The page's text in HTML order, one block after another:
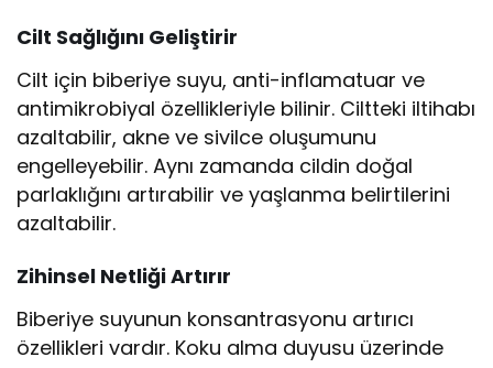
Cilt Sağlığını Geliştirir
Cilt için biberiye suyu, anti-inflamatuar ve
antimikrobiyal özellikleriyle bilinir. Ciltteki iltihabı
azaltabilir, akne ve sivilce oluşumunu
engelleyebilir. Aynı zamanda cildin doğal
parlaklığını artırabilir ve yaşlanma belirtilerini
azaltabilir.
Zihinsel Netliği Artırır
Biberiye suyunun konsantrasyonu artırıcı
özellikleri vardır. Koku alma duyusu üzerinde